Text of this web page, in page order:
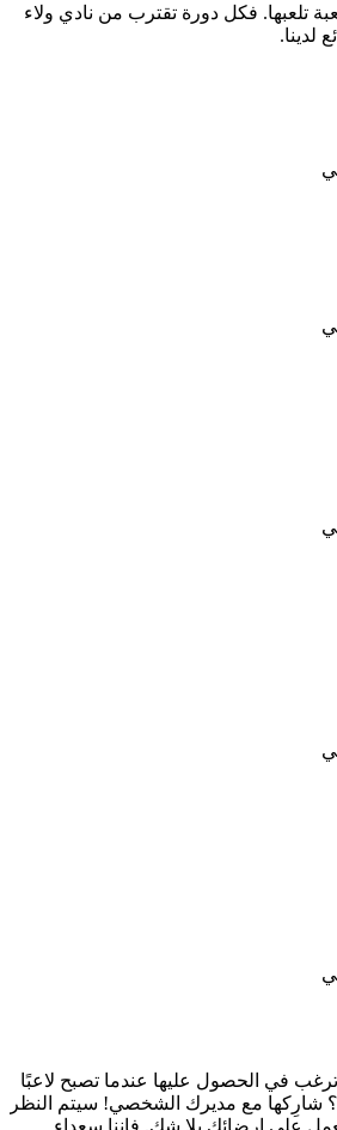
تلعبها. فكل دورة تقترب من نادي ولاء
في الحصول عليها عندما تصبح لاعبًا
من كبار الشخصيات VIP؟ شارِكها مع مديرك الشخصي! سيتم النظر
على إرضائك بلا شك. فإننا سعداء